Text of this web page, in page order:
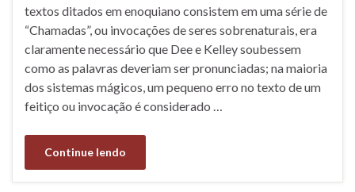
textos ditados em enoquiano consistem em uma série de
“Chamadas”, ou invocações de seres sobrenaturais, era
claramente necessário que Dee e Kelley soubessem
como as palavras deveriam ser pronunciadas; na maioria
dos sistemas mágicos, um pequeno erro no texto de um
feitiço ou invocação é considerado …
Continue lendo